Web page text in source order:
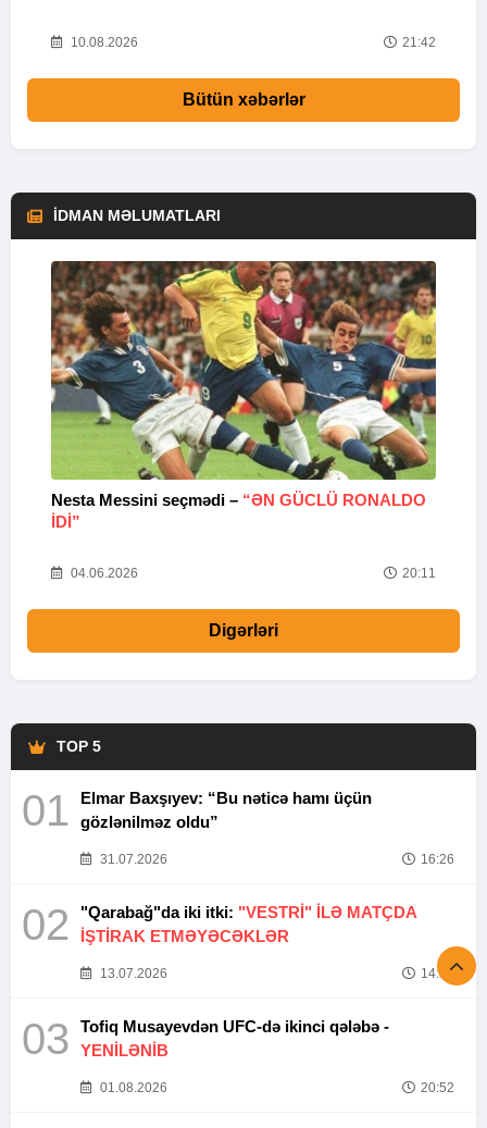
10.08.2026 21:42
Bütün xəbərlər
İDMAN MƏLUMATLARI
Nesta Messini seçmədi – “ƏN GÜCLÜ RONALDO
IDI”
04.06.2026 20:11
Digərləri
TOP 5
01
Elmar Baxşıyev: “Bu nəticə hamı üçün
gözlənilməz oldu”
31.07.2026 16:26
02 "Qarabağ"da iki itki: "VESTRİ" İLƏ MATÇDA
İŞTİRAK ETMƏYƏCƏKLƏR
13.07.2026 14:37
03
Tofiq Musayevdən UFC-də ikinci qələbə -
YENİLƏNİB
01.08.2026 20:52